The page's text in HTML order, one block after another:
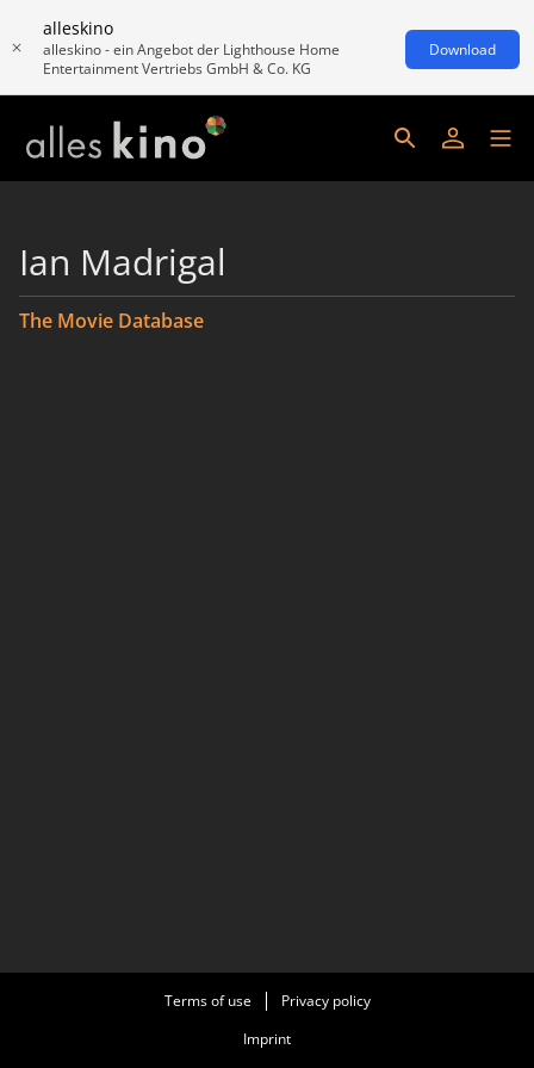
alleskino
alleskino - ein Angebot der Lighthouse Home
Entertainment Vertriebs GmbH & Co. KG
Download
Ian Madrigal
The Movie Database
Terms of use
Privacy policy
Imprint